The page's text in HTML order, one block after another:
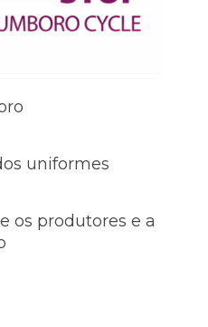
uniformes
os produtores e a